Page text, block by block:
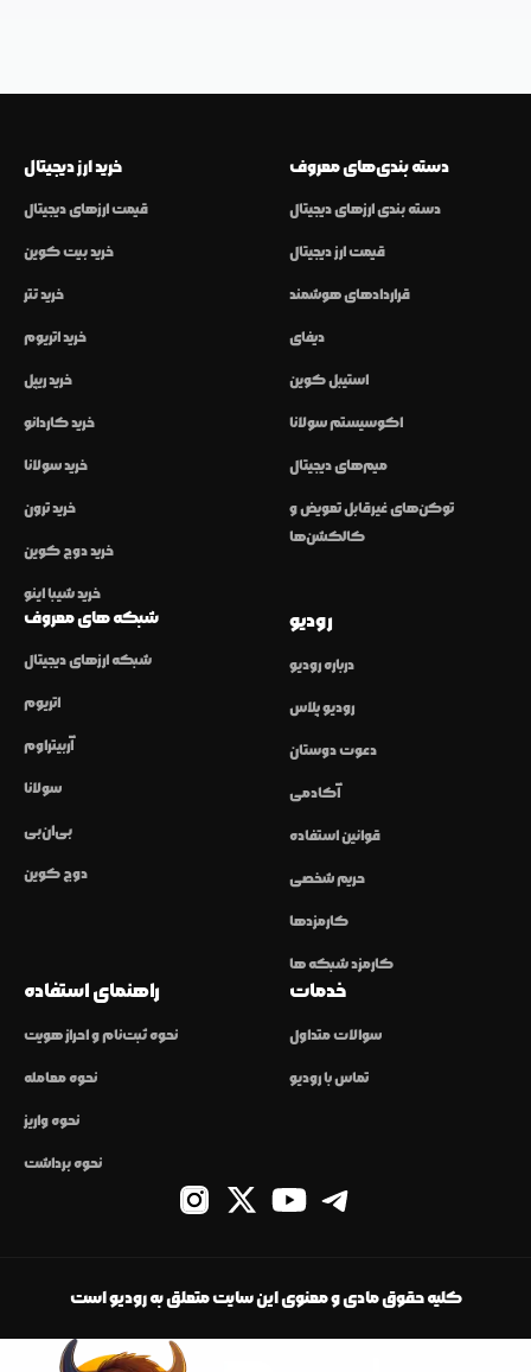
خرید ارز دیجیتال
قیمت ارزهای دیجیتال
خرید بیت کوین
خرید تتر
خرید اتریوم
خرید ریپل
خرید کاردانو
خرید سولانا
خرید ترون
خرید دوج کوین
خرید شیبا اینو
دسته بندی‌های معروف
دسته بندی ارزهای دیجیتال
قیمت ارز دیجیتال
قراردادهای هوشمند
دیفای
استیبل کوین
اکوسیستم سولانا
میم‌های دیجیتال
توکن‌های غیرقابل تعویض و
کالکشن‌ها
شبکه های معروف
شبکه ارزهای دیجیتال
اتریوم
آربیتراوم
سولانا
بی‌ان‌بی
دوج کوین
رودیو
درباره رودیو
رودیو پلاس
دعوت دوستان
آکادمی
قوانین استفاده
حریم شخصی
کارمزدها
کارمزد شبکه ها
راهنمای استفاده
نحوه ثبت‌نام و احراز هویت
نحوه معامله
نحوه واریز
نحوه برداشت
خدمات
سوالات متداول
تماس با رودیو
کلیه حقوق مادی و معنوی این سایت متعلق به رودیو است